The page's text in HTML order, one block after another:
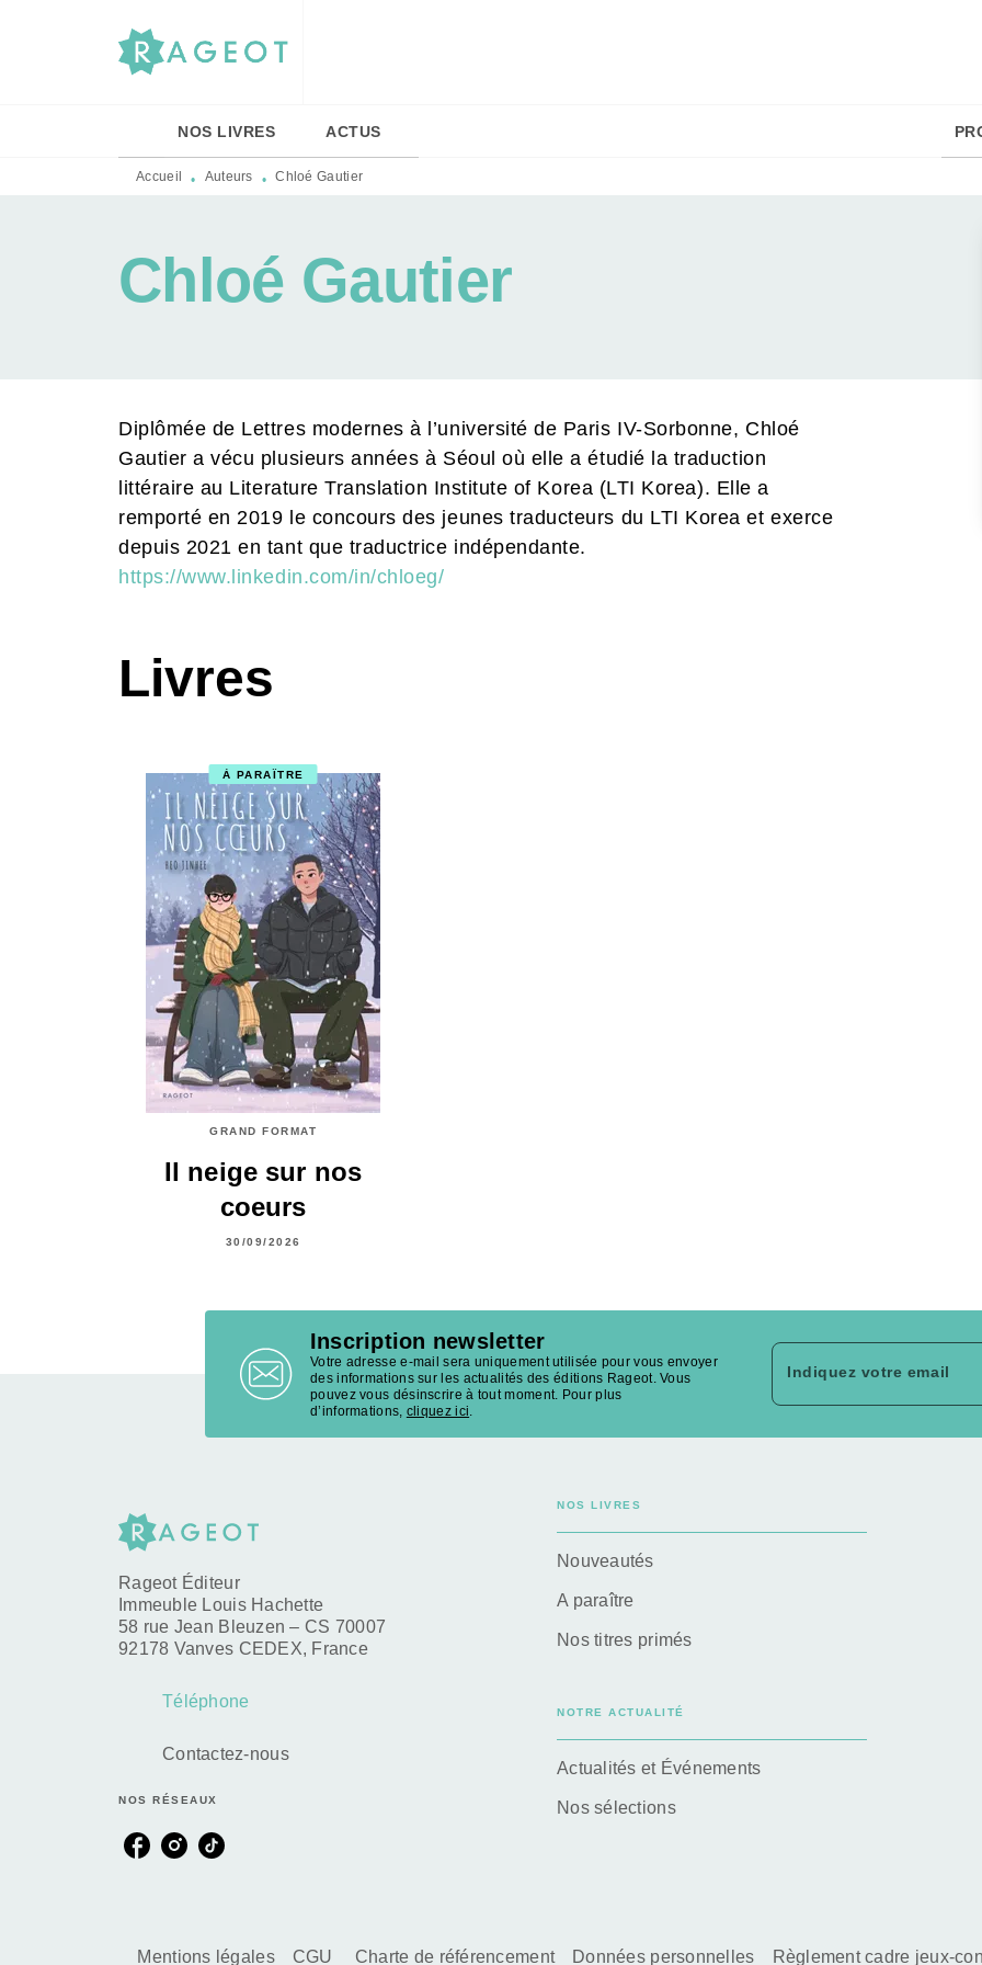
MENU RECHERCHE
NOS LIVRES ACTUS
Accueil • Auteurs • Chloé Gautier
Chloé Gautier
Diplômée de Lettres modernes à l’université de Paris IV-Sorbonne, Chloé
Gautier a vécu plusieurs années à Séoul où elle a étudié la traduction
littéraire au Literature Translation Institute of Korea (LTI Korea). Elle a
remporté en 2019 le concours des jeunes traducteurs du LTI Korea et exerce
depuis 2021 en tant que traductrice indépendante.
https://www.linkedin.com/in/chloeg/
Livres
À PARAÎTRE
GRAND FORMAT
Il neige sur nos
coeurs
30/09/2026
Inscription newsletter
Votre adresse e-mail sera uniquement utilisée pour vous envoyer
des informations sur les actualités des éditions Rageot. Vous
pouvez vous désinscrire à tout moment. Pour plus
d’informations, cliquez ici
Indiquez votre email
Rageot Éditeur
Immeuble Louis Hachette
58 rue Jean Bleuzen – CS 70007
92178 Vanves CEDEX, France
Téléphone
Contactez-nous
NOS RÉSEAUX
NOS LIVRES
Nouveautés
A paraître
Nos titres primés
NOTRE ACTUALITÉ
Actualités et Événements
Nos sélections
Mentions légales CGU Charte de référencement Données personnelles Règlement cadre jeux-